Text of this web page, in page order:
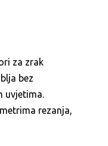
za zrak
bez
uvjetima.
rezanja,